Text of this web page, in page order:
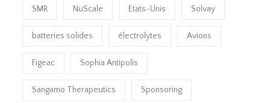
SMR NuScale Etats-Unis Solvay
batteries solides électrolytes Avions
Figeac Sophia Antipolis
Sangamo Therapeutics Sponsoring